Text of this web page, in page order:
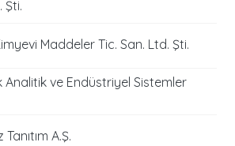
Şti.
Maddeler Tic. San. Ltd. Şti.
Analitik ve Endüstriyel Sistemler
A.Ş.